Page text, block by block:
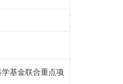
基金联合重点项